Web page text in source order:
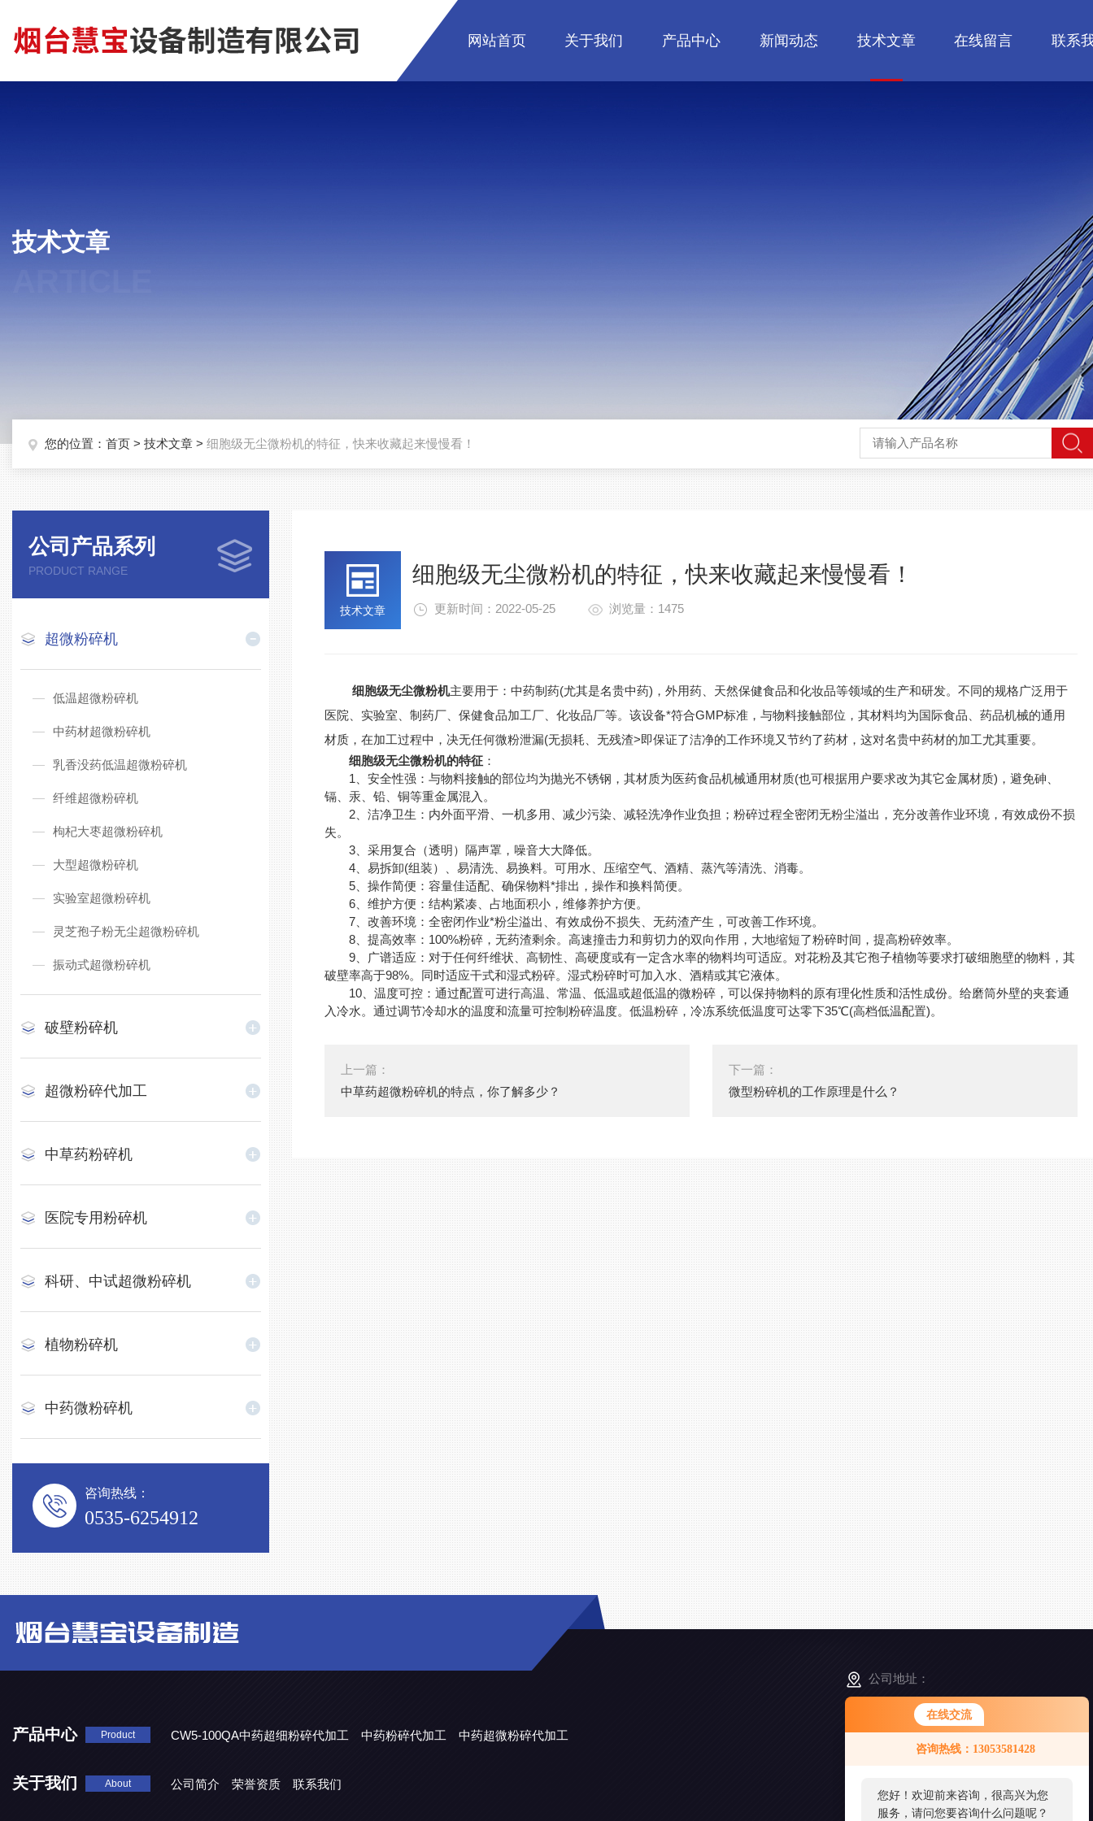
在线交流
咨询热线：13053581428
您好！欢迎前来咨询，很高兴为您
服务，请问您要咨询什么问题呢？
网站首页 关于我们 产品中心 新闻动态 技术文章 在线留言 联系
技术文章
您的位置： 首页 > 技术文章 > 细胞级无尘微粉机的特征，快来收藏起来慢慢看！
公司产品系列
PRODUCT RANGE
超微粉碎机
低温超微粉碎机
中药材超微粉碎机
乳香没药低温超微粉碎机
纤维超微粉碎机
枸杞大枣超微粉碎机
大型超微粉碎机
实验室超微粉碎机
灵芝孢子粉无尘超微粉碎机
振动式超微粉碎机
破壁粉碎机
超微粉碎代加工
中草药粉碎机
医院专用粉碎机
科研、中试超微粉碎机
植物粉碎机
中药微粉碎机
咨询热线：
0535-6254912
技术文章
细胞级无尘微粉机的特征，快来收藏起来慢慢看！
更新时间：2022-05-25 浏览量：1475
细胞级无尘微粉机主要用于：中药制药(尤其是名贵中药)，外用药、天然保健食品和化妆品等领域的生产和研发。不同的规格广泛用于
医院、实验室、制药厂、保健食品加工厂、化妆品厂等。该设备*符合GMP标准，与物料接触部位，其材料均为国际食品、药品机械的通用
材质，在加工过程中，决无任何微粉泄漏(无损耗、无残渣>即保证了洁净的工作环境又节约了药材，这对名贵中药材的加工尤其重要。
细胞级无尘微粉机的特征 ：
1、安全性强：与物料接触的部位均为抛光不锈钢，其材质为医药食品机械通用材质(也可根据用户要求改为其它金属材质)，避免砷、
镉、汞、铅、铜等重金属混入。
2、洁净卫生：内外面平滑、一机多用、减少污染、减轻洗净作业负担；粉碎过程全密闭无粉尘溢出，充分改善作业环境，有效成份不损
失。
3、采用复合（透明）隔声罩，噪音大大降低。
4、易拆卸(组装）、易清洗、易换料。可用水、压缩空气、酒精、蒸汽等清洗、消毒。
5、操作简便：容量佳适配、确保物料*排出，操作和换料简便。
6、维护方便：结构紧凑、占地面积小，维修养护方便。
7、改善环境：全密闭作业*粉尘溢出、有效成份不损失、无药渣产生，可改善工作环境。
8、提高效率：100%粉碎，无药渣剩余。高速撞击力和剪切力的双向作用，大地缩短了粉碎时间，提高粉碎效率。
9、广谱适应：对于任何纤维状、高韧性、高硬度或有一定含水率的物料均可适应。对花粉及其它孢子植物等要求打破细胞壁的物料，其
破壁率高于98%。同时适应干式和湿式粉碎。湿式粉碎时可加入水、酒精或其它液体。
10、温度可控：通过配置可进行高温、常温、低温或超低温的微粉碎，可以保持物料的原有理化性质和活性成份。给磨筒外壁的夹套通
入冷水。通过调节冷却水的温度和流量可控制粉碎温度。低温粉碎，冷冻系统低温度可达零下35℃(高档低温配置)。
上一篇：
中草药超微粉碎机的特点，你了解多少？
下一篇：
微型粉碎机的工作原理是什么？
产品中心 Product CW5-100QA中药超细粉碎代加工 中药粉碎代加工
中药超微粉碎代加工
关于我们 About 公司简介 荣誉资质 联系我们
公司地址：
山东省烟台市小沙埠华埠中街18号
微
信